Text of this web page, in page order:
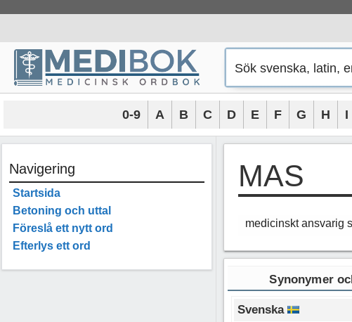
innehåll
0-9 A B C D E F G H I
MAS
medicinskt ansvarig
Synonymer
Svenska
Navigering
Startsida
Betoning och uttal
Föreslå ett nytt ord
Efterlys ett ord